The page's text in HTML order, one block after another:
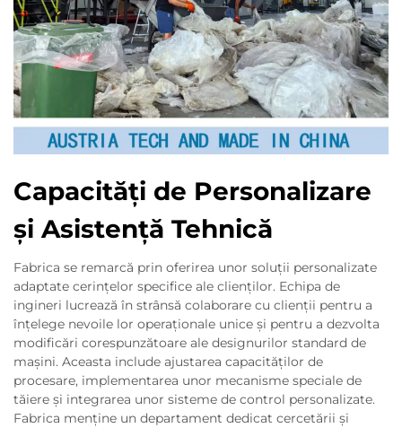
Capacități de Personalizare
și Asistență Tehnică
Fabrica se remarcă prin oferirea unor soluții personalizate
adaptate cerințelor specifice ale clienților. Echipa de
ingineri lucrează în strânsă colaborare cu clienții pentru a
înțelege nevoile lor operaționale unice și pentru a dezvolta
modificări corespunzătoare ale designurilor standard de
mașini. Aceasta include ajustarea capacităților de
procesare, implementarea unor mecanisme speciale de
tăiere și integrarea unor sisteme de control personalizate.
Fabrica menține un departament dedicat cercetării și